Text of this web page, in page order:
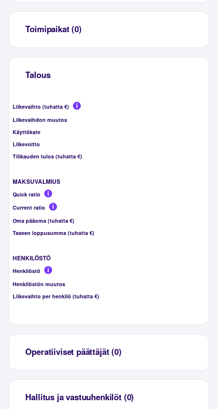
Toimipaikat (0)
Talous
Liikevaihto (tuhatta €)
Liikevaihdon muutos
Käyttökate
Liikevoitto
Tilikauden tulos (tuhatta €)
MAKSUVALMIUS
Quick ratio
Current ratio
Oma pääoma (tuhatta €)
Taseen loppusumma (tuhatta €)
HENKILÖSTÖ
Henkilöstö
Henkilöstön muutos
Liikevaihto per henkilö (tuhatta €)
Operatiiviset päättäjät (0)
Hallitus ja vastuuhenkilöt (0)